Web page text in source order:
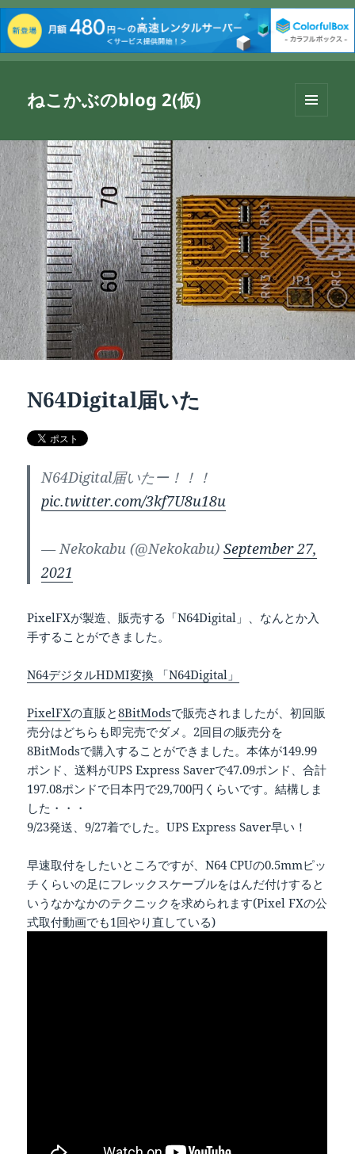
ねこかぶのblog 2(仮)
ーとウ
ィジェ
ット
N64Digital届いた
N64Digital届いたー！！！
pic.twitter.com/3kf7U8u18u
— Nekokabu (@Nekokabu)September 27,
2021
PixelFXが製造、販売する「N64Digital」、なんとか入
手することができました。
N64デジタルHDMI変換 「N64Digital」
PixelFXの直販と8BitModsで販売されましたが、初回販
売分はどちらも即完売でダメ。2回目の販売分を
8BitModsで購入することができました。本体が149.99
ポンド、送料がUPS Express Saverで47.09ポンド、合計
197.08ポンドで日本円で29,700円くらいです。結構しま
した・・・
9/23発送、9/27着でした。UPS Express Saver早い！
早速取付をしたいところですが、N64 CPUの0.5mmピッ
チくらいの足にフレックスケーブルをはんだ付けすると
いうなかなかのテクニックを求められます(Pixel FXの公
式取付動画でも1回やり直している)